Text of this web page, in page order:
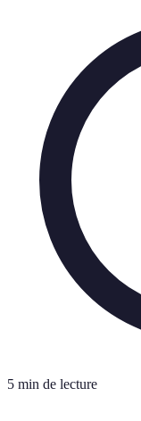
5 min de lecture